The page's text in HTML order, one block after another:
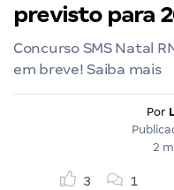
previsto para
Concurso SMS Natal
em breve! Saiba mais
Por
2
3 1